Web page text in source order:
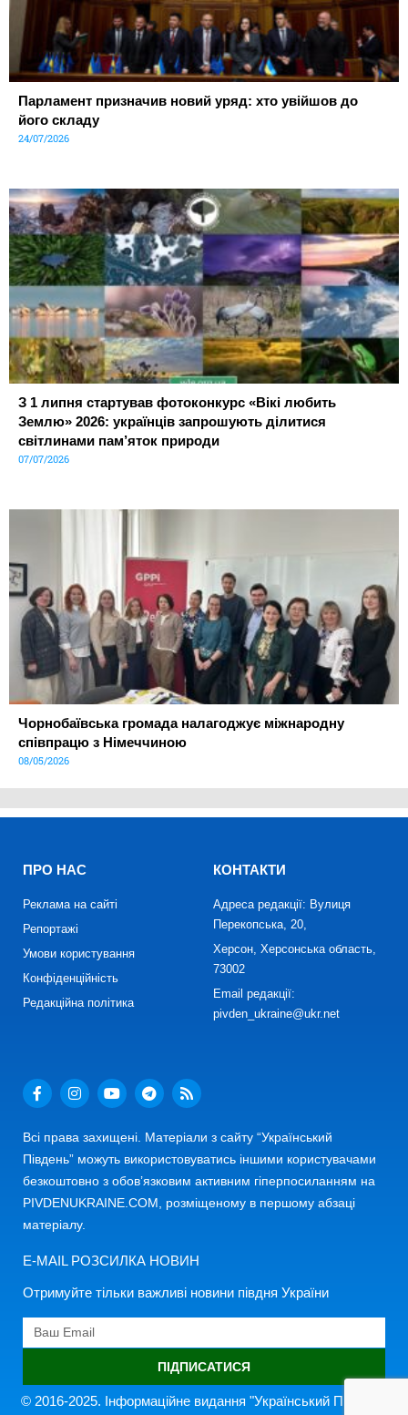
Парламент призначив новий уряд: хто увійшов до
його складу
24/07/2026
З 1 липня стартував фотоконкурс «Вікі любить
Землю» 2026: українців запрошують ділитися
світлинами пам’яток природи
07/07/2026
Чорнобаївська громада налагоджує міжнародну
співпрацю з Німеччиною
08/05/2026
ПРО НАС
Реклама на сайті
Репортажі
Умови користування
Конфіденційність
Редакційна політика
КОНТАКТИ
Адреса редакції: Вулиця
Перекопська, 20,
Херсон, Херсонська область,
73002
Email редакції:
pivden_ukraine@ukr.net
Всі права захищені. Матеріали з сайту “Український
Південь” можуть використовуватись іншими користувачами
безкоштовно з обов’язковим активним гіперпосиланням на
PIVDENUKRAINE.COM, розміщеному в першому абзаці
матеріалу.
E-MAIL РОЗСИЛКА НОВИН
Отримуйте тільки важливі новини півдня України
ПІДПИСАТИСЯ
© 2016-2025. Інформаційне видання "Український Південь"